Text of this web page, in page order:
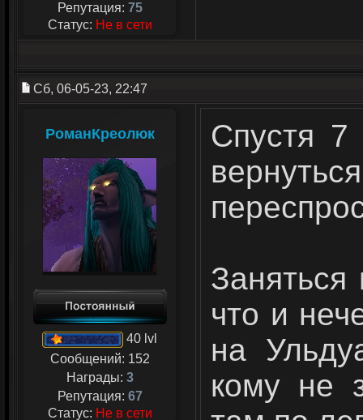
Репутация: 75
Статус: Не в сети
Сб, 06-05-23, 22:47
РоманКреолюк
40 lvl
Сообщений: 152
Награды: 3
Репутация: 67
Статус: Не в сети
Спустя
что и
на
кому не